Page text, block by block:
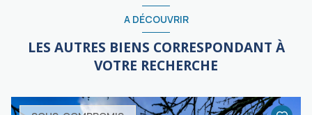
A DÉCOUVRIR
LES AUTRES BIENS CORRESPONDANT À
VOTRE RECHERCHE